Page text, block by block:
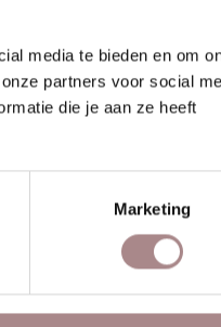
media te bieden en om
partners voor social
die je aan ze heeft
Marketing
LICHT IVOOR |